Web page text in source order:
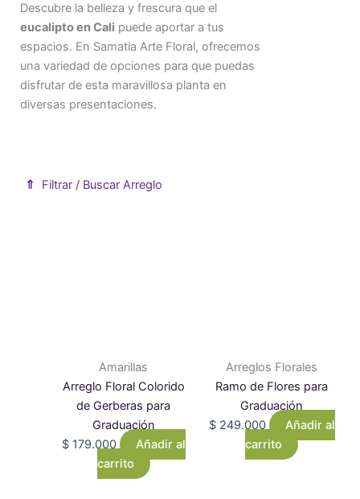
Descubre la belleza y frescura que el
eucalipto en Cali puede aportar a tus
espacios. En Samatia Arte Floral, ofrecemos
una variedad de opciones para que puedas
disfrutar de esta maravillosa planta en
diversas presentaciones.
⇑ Filtrar / Buscar Arreglo
Amarillas
Arreglo Floral Colorido
de Gerberas para
Graduación
$179.000
Añadir al
carrito
Arreglos Florales
Ramo de Flores para
Graduación
$249.000
Añadir al
carrito